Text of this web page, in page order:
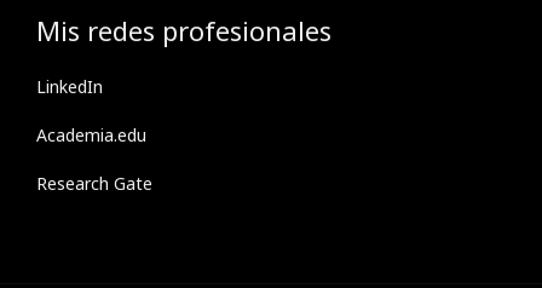
Mis redes profesionales
LinkedIn
Academia.edu
Research Gate